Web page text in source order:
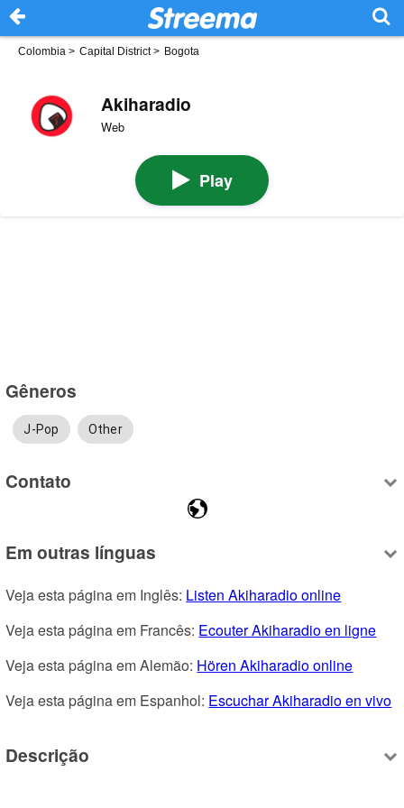
Colombia > Capital District> Bogota
Akiharadio
Web
Play
Gêneros
J-Pop Other
Contato
Em outras línguas
Veja esta página em Inglês: Listen Akiharadio online
Veja esta página em Francês: Ecouter Akiharadio en ligne
Veja esta página em Alemão: Hören Akiharadio online
Veja esta página em Espanhol: Escuchar Akiharadio en vivo
Descrição